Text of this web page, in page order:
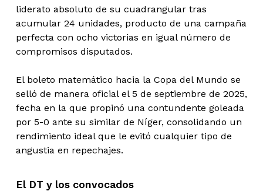
liderato absoluto de su cuadrangular tras
acumular 24 unidades, producto de una campaña
perfecta con ocho victorias en igual número de
compromisos disputados.
El boleto matemático hacia la Copa del Mundo se
selló de manera oficial el 5 de septiembre de 2025,
fecha en la que propinó una contundente goleada
por 5-0 ante su similar de Níger, consolidando un
rendimiento ideal que le evitó cualquier tipo de
angustia en repechajes.
El DT y los convocados